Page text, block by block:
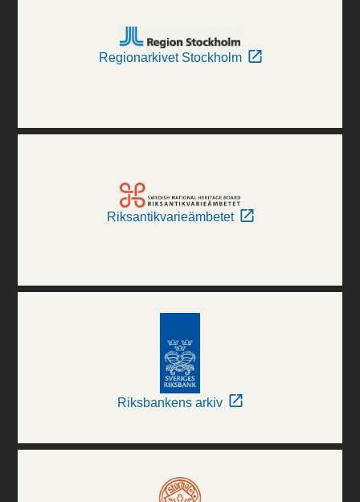
Regionarkivet Stockholm
Riksantikvarieämbetet
Riksbankens arkiv